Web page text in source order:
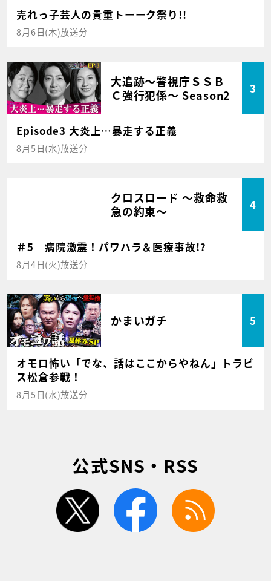
売れっ子芸人の貴重トーーク祭り!!
8月6日(木)放送分
大追跡～警視庁ＳＳＢ
Ｃ強行犯係～ Season2
3
Episode3 大炎上…暴走する正義
8月5日(水)放送分
クロスロード ～救命救
急の約束～
4
＃5 病院激震！パワハラ＆医療事故!?
8月4日(火)放送分
かまいガチ 5
オモロ怖い「でな、話はここからやねん」トラビ
ス松倉参戦！
8月5日(水)放送分
公式SNS・RSS
twitter facebook